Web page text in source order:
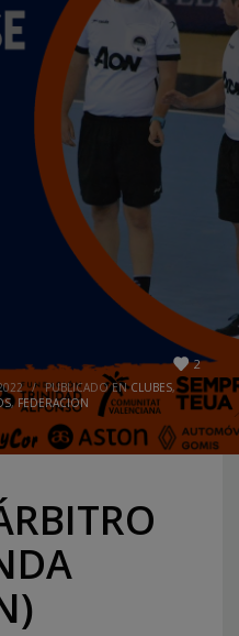
2
/ PUBLICADO ENCLUBES,
, FEDERACION